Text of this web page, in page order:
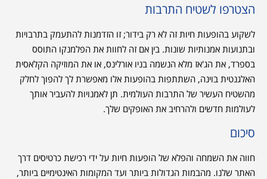
הצטרפו לשטיח התרבות
לשקוע בהופעות חיות זה לא רק בידור; זו הזדמנות להתעמק בתרבויות
ובתנועות אמנותיות שונות. בין אם זה לחוות את הפלמנקו התוסס
בספרד, את הג'אז מלא הנשמה בניו אורלינס, או את המוזיקה הקלאסית
האלגנטית בוינה, השתתפות בהופעות אלו מאפשרת לך להפוך לחלק
מהשטיח העשיר של התרבות העולמית. תן לאמנויות להעביר אותך
לעולמות חדשים ולהרחיב את האופקים שלך.
סיכום
חווה את השמחה והפלא של הופעות חיות על ידי רכישת כרטיסים דרך
האתר שלנו. מהבמות הגדולות ביותר ועד המקומות האינטימיים ביותר,